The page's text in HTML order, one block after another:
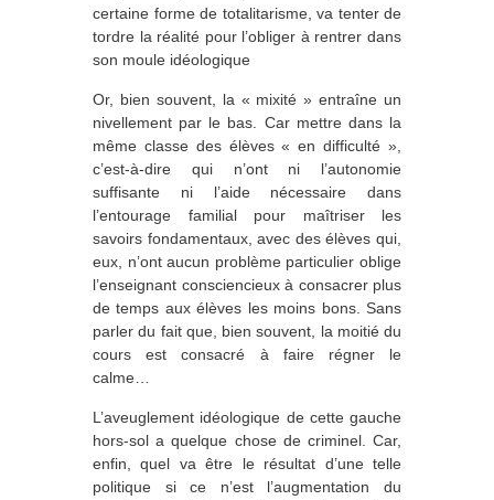
certaine forme de totalitarisme, va tenter de
tordre la réalité pour l’obliger à rentrer dans
son moule idéologique
Or, bien souvent, la « mixité » entraîne un
nivellement par le bas. Car mettre dans la
même classe des élèves « en difficulté »,
c’est-à-dire qui n’ont ni l’autonomie
suffisante ni l’aide nécessaire dans
l’entourage familial pour maîtriser les
savoirs fondamentaux, avec des élèves qui,
eux, n’ont aucun problème particulier oblige
l’enseignant consciencieux à consacrer plus
de temps aux élèves les moins bons. Sans
parler du fait que, bien souvent, la moitié du
cours est consacré à faire régner le
calme…
L’aveuglement idéologique de cette gauche
hors-sol a quelque chose de criminel. Car,
enfin, quel va être le résultat d’une telle
politique si ce n’est l’augmentation du